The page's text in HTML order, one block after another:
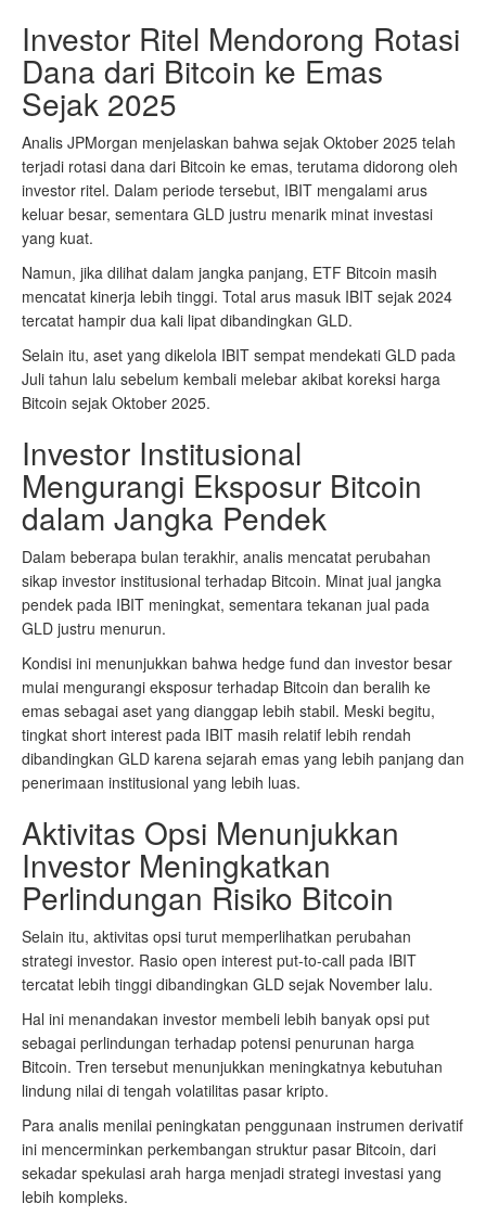
Investor Ritel Mendorong Rotasi
Dana dari Bitcoin ke Emas
Sejak 2025
Analis JPMorgan menjelaskan bahwa sejak Oktober 2025 telah
terjadi rotasi dana dari Bitcoin ke emas, terutama didorong oleh
investor ritel. Dalam periode tersebut, IBIT mengalami arus
keluar besar, sementara GLD justru menarik minat investasi
yang kuat.
Namun, jika dilihat dalam jangka panjang, ETF Bitcoin masih
mencatat kinerja lebih tinggi. Total arus masuk IBIT sejak 2024
tercatat hampir dua kali lipat dibandingkan GLD.
Selain itu, aset yang dikelola IBIT sempat mendekati GLD pada
Juli tahun lalu sebelum kembali melebar akibat koreksi harga
Bitcoin sejak Oktober 2025.
Investor Institusional
Mengurangi Eksposur Bitcoin
dalam Jangka Pendek
Dalam beberapa bulan terakhir, analis mencatat perubahan
sikap investor institusional terhadap Bitcoin. Minat jual jangka
pendek pada IBIT meningkat, sementara tekanan jual pada
GLD justru menurun.
Kondisi ini menunjukkan bahwa hedge fund dan investor besar
mulai mengurangi eksposur terhadap Bitcoin dan beralih ke
emas sebagai aset yang dianggap lebih stabil. Meski begitu,
tingkat short interest pada IBIT masih relatif lebih rendah
dibandingkan GLD karena sejarah emas yang lebih panjang dan
penerimaan institusional yang lebih luas.
Aktivitas Opsi Menunjukkan
Investor Meningkatkan
Perlindungan Risiko Bitcoin
Selain itu, aktivitas opsi turut memperlihatkan perubahan
strategi investor. Rasio open interest put-to-call pada IBIT
tercatat lebih tinggi dibandingkan GLD sejak November lalu.
Hal ini menandakan investor membeli lebih banyak opsi put
sebagai perlindungan terhadap potensi penurunan harga
Bitcoin. Tren tersebut menunjukkan meningkatnya kebutuhan
lindung nilai di tengah volatilitas pasar kripto.
Para analis menilai peningkatan penggunaan instrumen derivatif
ini mencerminkan perkembangan struktur pasar Bitcoin, dari
sekadar spekulasi arah harga menjadi strategi investasi yang
lebih kompleks.